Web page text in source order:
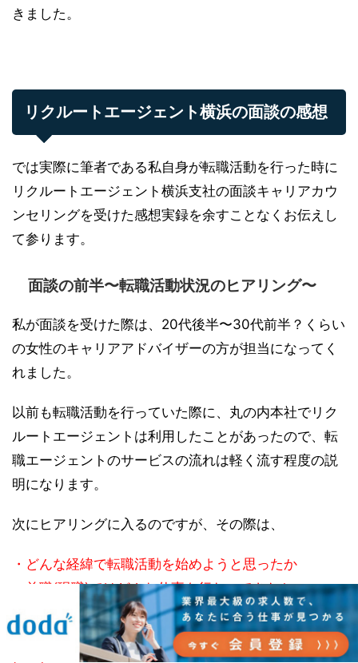
きました。
リクルートエージェント横浜の面談の感想
では実際に筆者である私自身が転職活動を行った時に
リクルートエージェント横浜支社の面談キャリアカウ
ンセリングを受けた感想実録を余すことなくお伝えし
て参ります。
面談の前半〜転職活動状況のヒアリング〜
私が面談を受けた際は、20代後半〜30代前半？くらい
の女性のキャリアアドバイザーの方が担当になってく
れました。
以前も転職活動を行っていた際に、丸の内本社でリク
ルートエージェントは利用したことがあったので、転
職エージェントのサービスの流れは軽く流す程度の説
明になります。
次にヒアリングに入るのですが、その際は、
・どんな経緯で転職活動を始めようと思ったか
・前職(現職)ではどんな仕事を行なってきたか
・仕事をする上で苦労したこと、大変だったこと
・今までの会社で学んだこと、やりがいや喜びを感じ